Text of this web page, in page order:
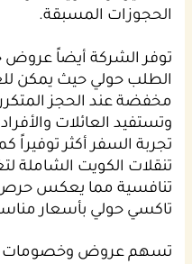
الحجوزات المسبقة.
توفر الشركة أيضاً
الطلب حولي حيث يمكن
مخفضة عند الحجز المتكرر
وتستفيد العائلات
تجربة السفر أكثر
تنقلات الكويت الشاملة
تنافسية مما يعكس
تاكسي حولي بأسعار
تسهم عروض وخصومات